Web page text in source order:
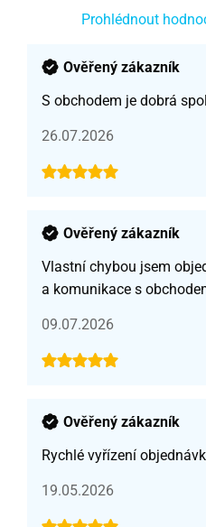
Prohlédnout
Ověřený zákazník
S obchodem je dobrá
26.07.2026
Ověřený zákazník
Vlastní chybou jsem
a komunikace s
09.07.2026
Ověřený zákazník
Rychlé vyřízení
19.05.2026